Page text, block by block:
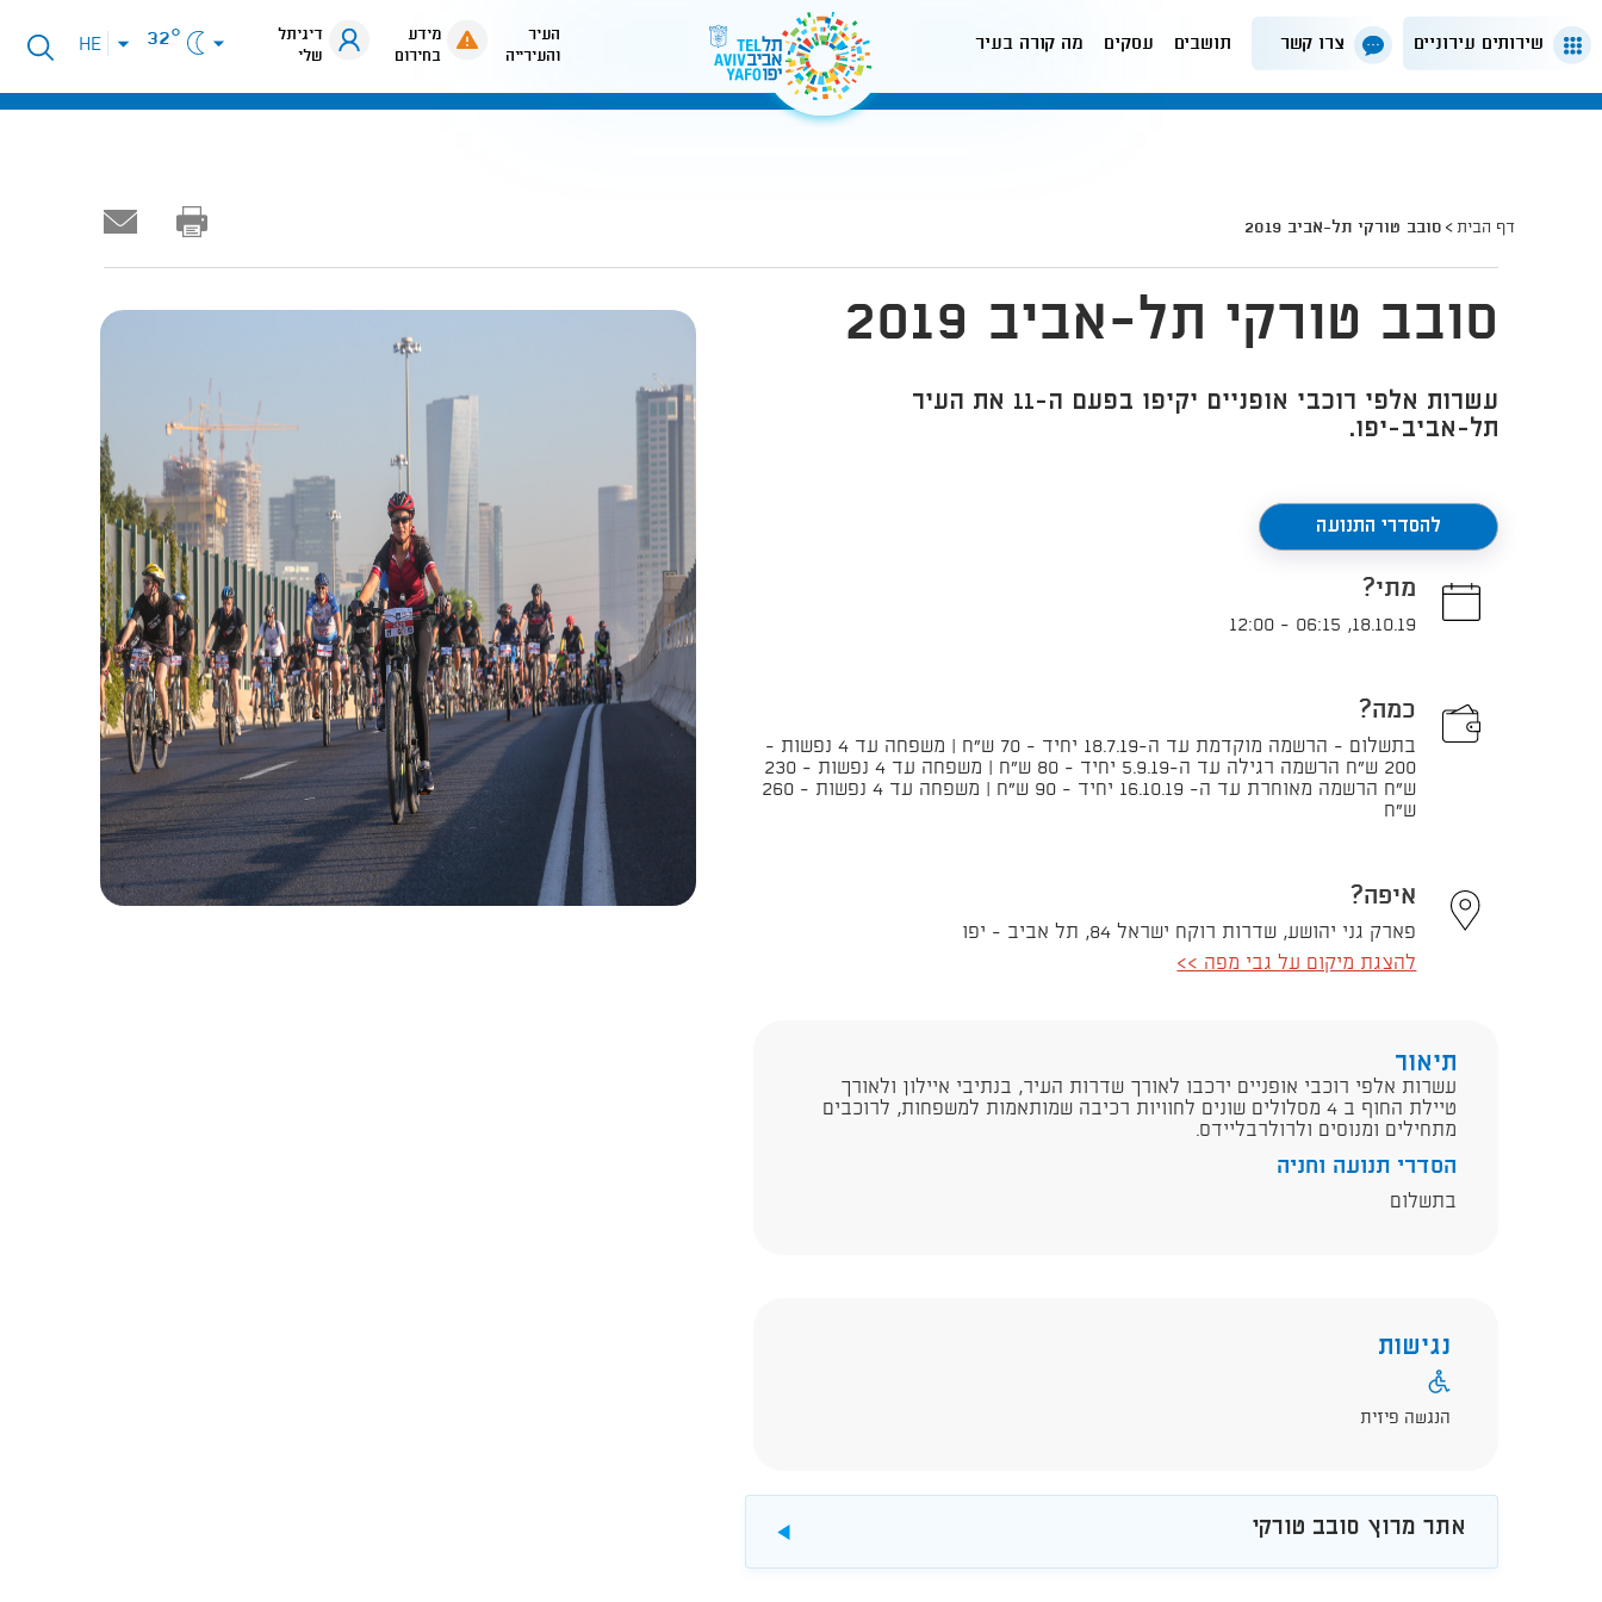
שירותים עירוניים צרו קשר תושבים עסקים מה קורה בעיר
העיר
והעירייה
מידע
בחירום
דיגיתל
שלי
32°
פתיחת
תפריט
HE
דף הבית סובב טורקי תל-אביב 2019
סובב טורקי תל-אביב 2019
עשרות אלפי רוכבי אופניים יקיפו בפעם ה-11 את העיר
תל-אביב-יפו.
להסדרי התנועה
מתי?
18.10.19
,
06:15
-
12:00
כמה?
בתשלום - הרשמה מוקדמת עד ה-18.7.19 יחיד - 70 ש"ח | משפחה עד 4 נפשות -
200 ש"ח הרשמה רגילה עד ה-5.9.19 יחיד - 80 ש"ח | משפחה עד 4 נפשות - 230
ש"ח הרשמה מאוחרת עד ה- 16.10.19 יחיד - 90 ש"ח | משפחה עד 4 נפשות - 260
ש"ח
איפה?
פארק גני יהושע, שדרות רוקח ישראל 84, תל אביב - יפו
להצגת מיקום על גבי מפה >>
תיאור
עשרות אלפי רוכבי אופניים ירכבו לאורך שדרות העיר, בנתיבי איילון ולאורך
טיילת החוף ב 4 מסלולים שונים לחוויות רכיבה שמותאמות למשפחות, לרוכבים
מתחילים ומנוסים ולרולרבליידס.
הסדרי תנועה וחניה
בתשלום
נגישות
הנגשה פיזית
אתר מרוץ סובב טורקי להורדה